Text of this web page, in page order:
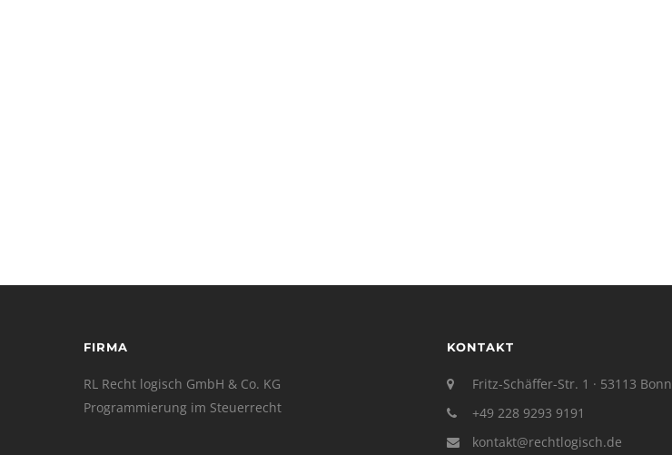
FIRMA
RL Recht logisch GmbH & Co. KG
Programmierung im Steuerrecht
KONTAKT
Fritz-Schäffer-Str. 1 · 53113 Bonn
+49 228 9293 9191
kontakt@rechtlogisch.de